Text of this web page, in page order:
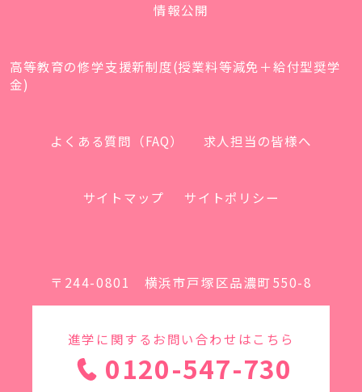
情報公開
高等教育の修学支援新制度(授業料等減免＋給付型奨学
金)
よくある質問（FAQ） 求人担当の皆様へ
サイトマップ サイトポリシー
〒244-0801 横浜市戸塚区品濃町550-8
進学に関するお問い合わせはこちら
0120-547-730